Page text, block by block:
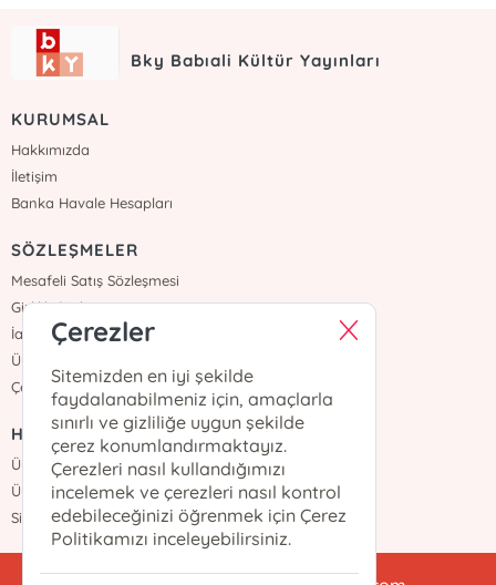
Bky Babıali Kültür Yayınları
KURUMSAL
Hakkımızda
İletişim
Banka Havale Hesapları
SÖZLEŞMELER
Mesafeli Satış Sözleşmesi
Gizlilik Sözleşmesi
İade ve Teslimat
Üyelik Sözleşmesi
Çerez Politikası
HIZLI ERİŞİM
Üye Ol
Üye Girişi
Sipariş Takip
Çerezler
Sitemizden en iyi şekilde
faydalanabilmeniz için, amaçlarla
sınırlı ve gizliliğe uygun şekilde
çerez konumlandırmaktayız.
Çerezleri nasıl kullandığımızı
incelemek ve çerezleri nasıl kontrol
edebileceğinizi öğrenmek için Çerez
Politikamızı inceleyebilirsiniz.